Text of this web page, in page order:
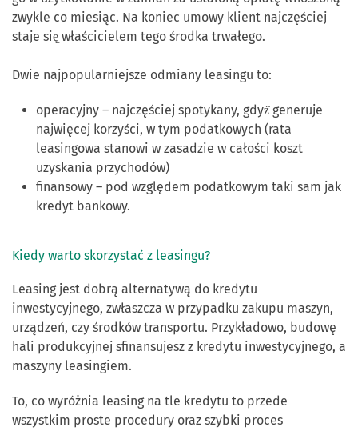
zwykle co miesiąc. Na koniec umowy klient najczęściej
staje się̨ właścicielem tego środka trwałego.
Dwie najpopularniejsze odmiany leasingu to:
operacyjny – najczęściej spotykany, gdyż̇ generuje
najwięcej korzyści, w tym podatkowych (rata
leasingowa stanowi w zasadzie w całości koszt
uzyskania przychodów)
finansowy – pod względem podatkowym taki sam jak
kredyt bankowy.
Kiedy warto skorzystać z leasingu?
Leasing jest dobrą alternatywą do kredytu
inwestycyjnego, zwłaszcza w przypadku zakupu maszyn,
urządzeń, czy środków transportu. Przykładowo, budowę
hali produkcyjnej sfinansujesz z kredytu inwestycyjnego, a
maszyny leasingiem.
To, co wyróżnia leasing na tle kredytu to przede
wszystkim proste procedury oraz szybki proces